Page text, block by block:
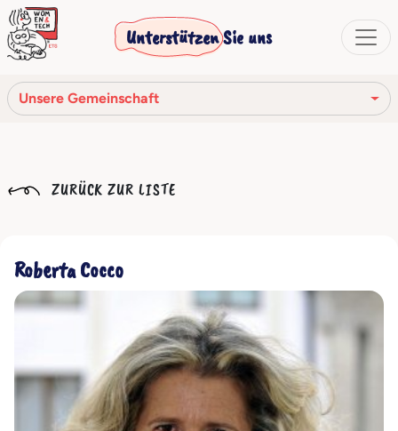
Unterstützen Sie uns
Unsere Gemeinschaft
Unsere Geschichte
Unser Netzwerk
Unsere Gemeinschaft
ZURÜCK ZUR LISTE
Roberta Cocco